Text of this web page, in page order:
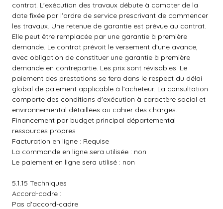
contrat. L'exécution des travaux débute à compter de la
date fixée par l'ordre de service prescrivant de commencer
les travaux. Une retenue de garantie est prévue au contrat.
Elle peut être remplacée par une garantie à première
demande. Le contrat prévoit le versement d'une avance,
avec obligation de constituer une garantie à première
demande en contrepartie. Les prix sont révisables. Le
paiement des prestations se fera dans le respect du délai
global de paiement applicable à l'acheteur. La consultation
comporte des conditions d'exécution à caractère social et
environnemental détaillées au cahier des charges.
Financement par budget principal départemental
ressources propres
Facturation en ligne : Requise
La commande en ligne sera utilisée : non
Le paiement en ligne sera utilisé : non
5.1.15 Techniques
Accord-cadre :
Pas d'accord-cadre